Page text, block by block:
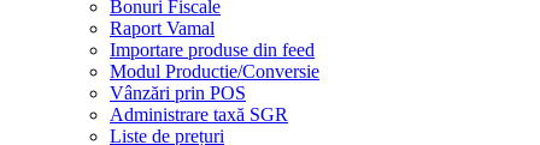
Bonuri Fiscale
Raport Vamal
Importare produse din feed
Modul Productie/Conversie
Vânzări prin POS
Administrare taxă SGR
Liste de prețuri